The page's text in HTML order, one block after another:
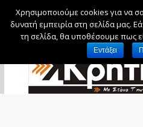
Σάββατο, 8
Χρησιμοποιούμε cookies για να
δυνατή εμπειρία στη σελίδα μας.
τη σελίδα, θα υποθέσουμε πως
Εντάξει